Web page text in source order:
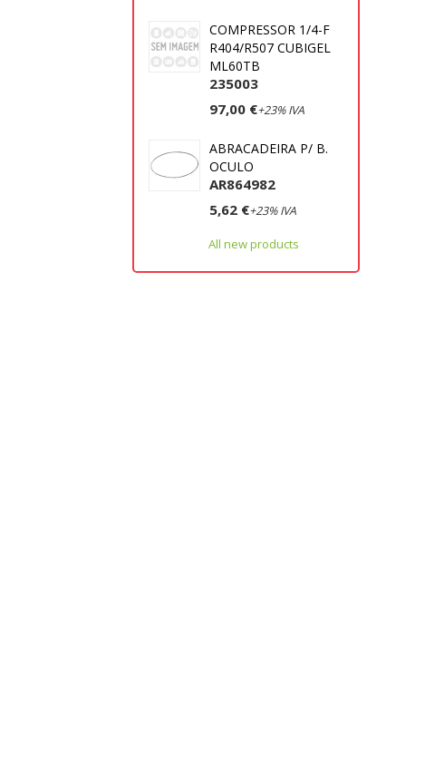
COMPRESSOR 1/4-F
R404/R507 CUBIGEL
ML60TB
235003
97,00 €+23% IVA
ABRACADEIRA P/ B.
OCULO
AR864982
5,62 €+23% IVA
All new products